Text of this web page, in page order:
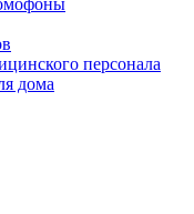
персонала
дома